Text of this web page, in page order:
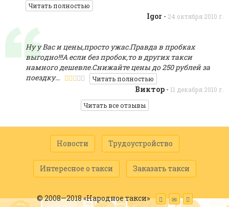
Читать полностью
Igor - 24 октября 2010 г.
Ну у Вас и цены,просто ужас.Правда в пробках
выгодно!!!А если без пробок,то в других такси
намного дешевле.Снижайте цены до 250 рублей за
поездку…
Читать полностью
Виктор - 11 декабря 2010 г.
Читать все отзывы
Новости Трудоустройство
Интересное о такси Заказать такси
© 2008—2018 «Народное такси»